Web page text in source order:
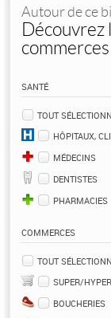
Autour de ce
Découvrez
SANTÉ
TOUT
HÔPITAUX,
MÉDECINS
DENTISTES
PHARMACIES
COMMERCES
TOUT
SUPER/
BOUCHERIES